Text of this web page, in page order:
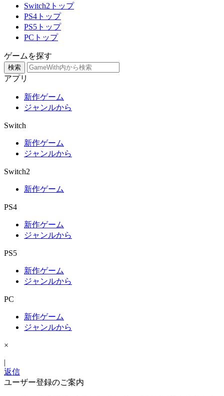
Switch2トップ
PS4トップ
PS5トップ
PCトップ
ゲームを探す
検索
アプリ
新作ゲーム
ジャンルから
Switch
新作ゲーム
ジャンルから
Switch2
新作ゲーム
PS4
新作ゲーム
ジャンルから
PS5
新作ゲーム
ジャンルから
PC
新作ゲーム
ジャンルから
×
|
返信
ユーザー登録のご案内